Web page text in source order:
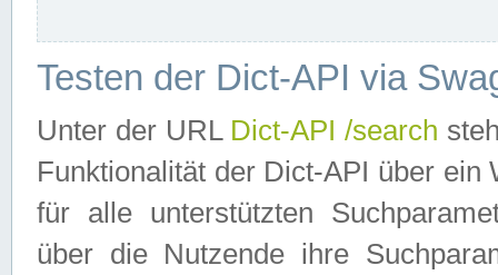
Testen der Dict-API via
Unter der URL Dict-API /search
Funktionalität der Dict-API über
für alle unterstützten
über die Nutzende ihre